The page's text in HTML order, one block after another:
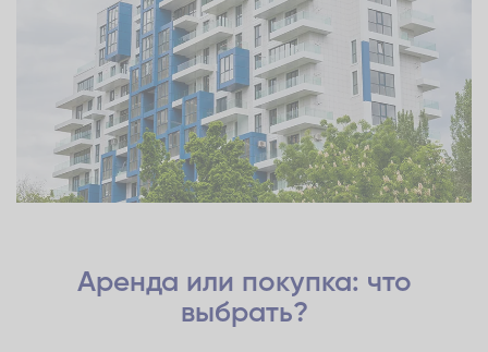
Аренда или покупка: что
выбрать?